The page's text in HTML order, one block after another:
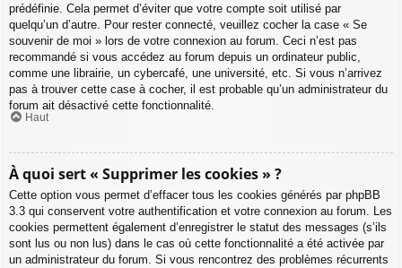
prédéfinie. Cela permet d’éviter que votre compte soit utilisé par
quelqu’un d’autre. Pour rester connecté, veuillez cocher la case « Se
souvenir de moi » lors de votre connexion au forum. Ceci n’est pas
recommandé si vous accédez au forum depuis un ordinateur public,
comme une librairie, un cybercafé, une université, etc. Si vous n’arrivez
pas à trouver cette case à cocher, il est probable qu’un administrateur du
forum ait désactivé cette fonctionnalité.
Haut
À quoi sert « Supprimer les cookies » ?
Cette option vous permet d’effacer tous les cookies générés par phpBB
3.3 qui conservent votre authentification et votre connexion au forum. Les
cookies permettent également d’enregistrer le statut des messages (s’ils
sont lus ou non lus) dans le cas où cette fonctionnalité a été activée par
un administrateur du forum. Si vous rencontrez des problèmes récurrents